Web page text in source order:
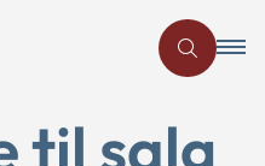
til salg